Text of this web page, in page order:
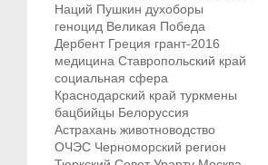
Наций Пушкин духоборы
геноцид Великая Победа
Дербент Греция грант-2016
медицина Ставропольский край
социальная сфера
Краснодарский край туркмены
бацбийцы Белоруссия
Астрахань животноводство
ОЧЭС Черноморский регион